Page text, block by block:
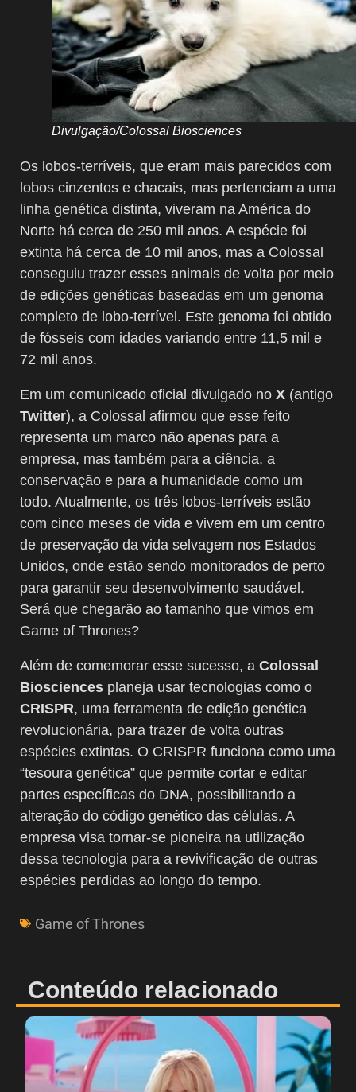
Divulgação/Colossal Biosciences
Os lobos-terríveis, que eram mais parecidos com
lobos cinzentos e chacais, mas pertenciam a uma
linha genética distinta, viveram na América do
Norte há cerca de 250 mil anos. A espécie foi
extinta há cerca de 10 mil anos, mas a Colossal
conseguiu trazer esses animais de volta por meio
de edições genéticas baseadas em um genoma
completo de lobo-terrível. Este genoma foi obtido
de fósseis com idades variando entre 11,5 mil e
72 mil anos.
Em um comunicado oficial divulgado no X (antigo
Twitter), a Colossal afirmou que esse feito
representa um marco não apenas para a
empresa, mas também para a ciência, a
conservação e para a humanidade como um
todo. Atualmente, os três lobos-terríveis estão
com cinco meses de vida e vivem em um centro
de preservação da vida selvagem nos Estados
Unidos, onde estão sendo monitorados de perto
para garantir seu desenvolvimento saudável.
Será que chegarão ao tamanho que vimos em
Game of Thrones?
Além de comemorar esse sucesso, a Colossal
Biosciences planeja usar tecnologias como o
CRISPR, uma ferramenta de edição genética
revolucionária, para trazer de volta outras
espécies extintas. O CRISPR funciona como uma
“tesoura genética” que permite cortar e editar
partes específicas do DNA, possibilitando a
alteração do código genético das células. A
empresa visa tornar-se pioneira na utilização
dessa tecnologia para a revivificação de outras
espécies perdidas ao longo do tempo.
Game of Thrones
Conteúdo relacionado